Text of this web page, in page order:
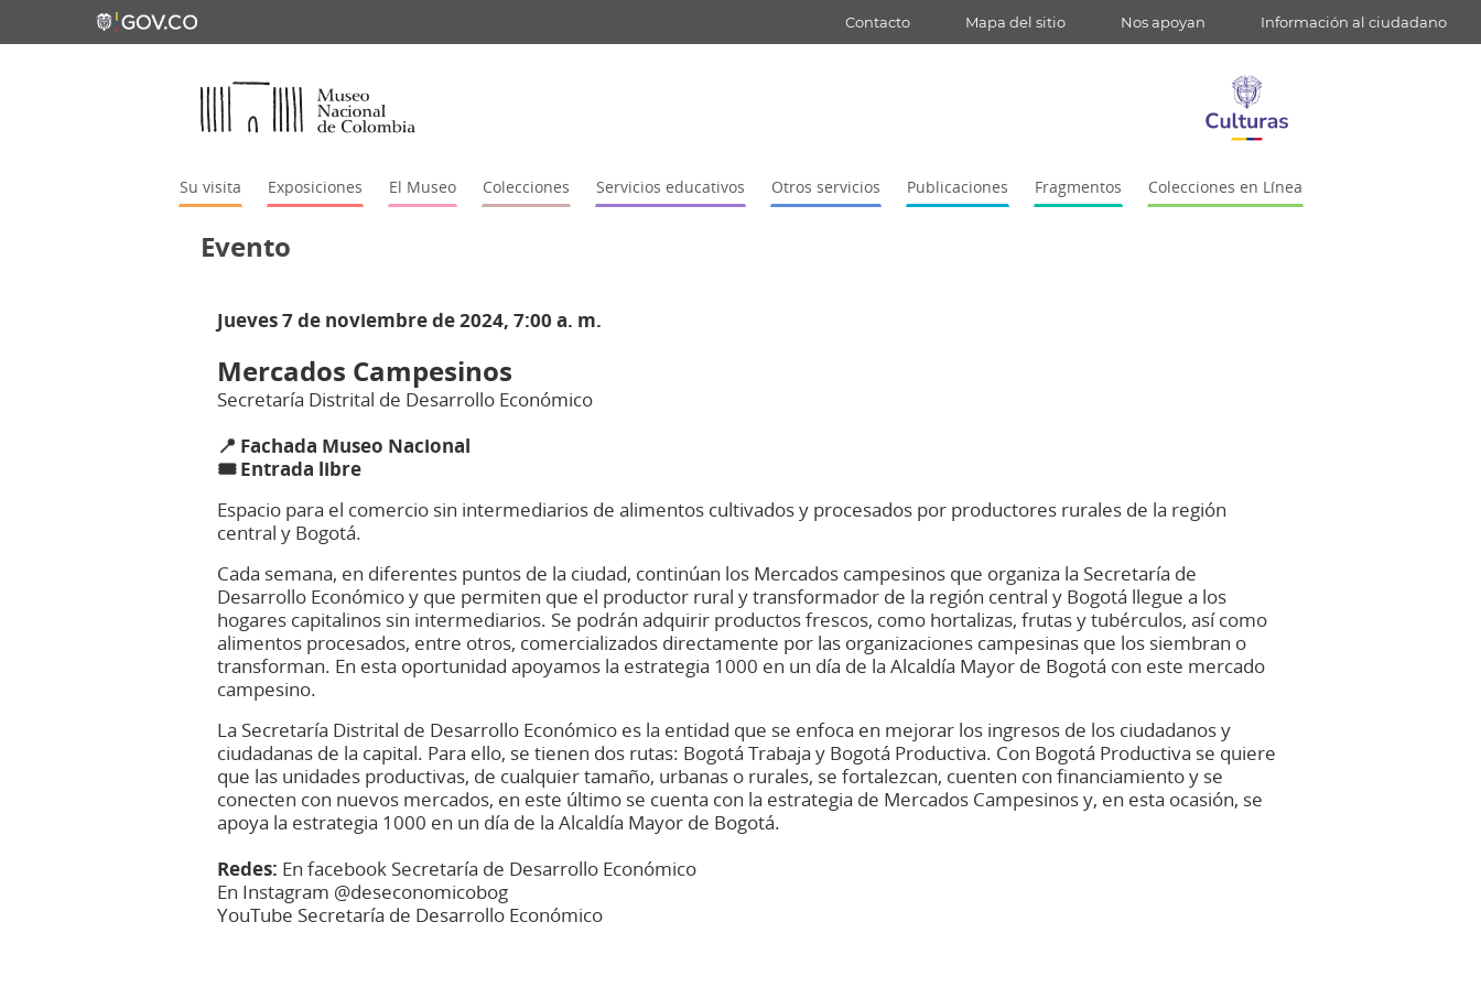
Contacto Mapa del sitio Nos apoyan Información al ciudadano
Su visita Exposiciones El Museo Colecciones Servicios educativos Otros servicios Publicaciones Fragmentos Colecciones en Línea
Evento
Jueves 7 de noviembre de 2024, 7:00 a. m.
Mercados Campesinos
Secretaría Distrital de Desarrollo Económico
📍 Fachada Museo Nacional
🎟️​Entrada libre
Espacio para el comercio sin intermediarios de alimentos cultivados y procesados por productores rurales de la región
central y Bogotá.
Cada semana, en diferentes puntos de la ciudad, continúan los Mercados campesinos que organiza la Secretaría de
Desarrollo Económico y que permiten que el productor rural y transformador de la región central y Bogotá llegue a los
hogares capitalinos sin intermediarios. Se podrán adquirir productos frescos, como hortalizas, frutas y tubérculos, así como
alimentos procesados, entre otros, comercializados directamente por las organizaciones campesinas que los siembran o
transforman. En esta oportunidad apoyamos la estrategia 1000 en un día de la Alcaldía Mayor de Bogotá con este mercado
campesino.
La Secretaría Distrital de Desarrollo Económico es la entidad que se enfoca en mejorar los ingresos de los ciudadanos y
ciudadanas de la capital. Para ello, se tienen dos rutas: Bogotá Trabaja y Bogotá Productiva. Con Bogotá Productiva se quiere
que las unidades productivas, de cualquier tamaño, urbanas o rurales, se fortalezcan, cuenten con financiamiento y se
conecten con nuevos mercados, en este último se cuenta con la estrategia de Mercados Campesinos y, en esta ocasión, se
apoya la estrategia 1000 en un día de la Alcaldía Mayor de Bogotá.
Redes: En facebook Secretaría de Desarrollo Económico
En Instagram @deseconomicobog
YouTube Secretaría de Desarrollo Económico